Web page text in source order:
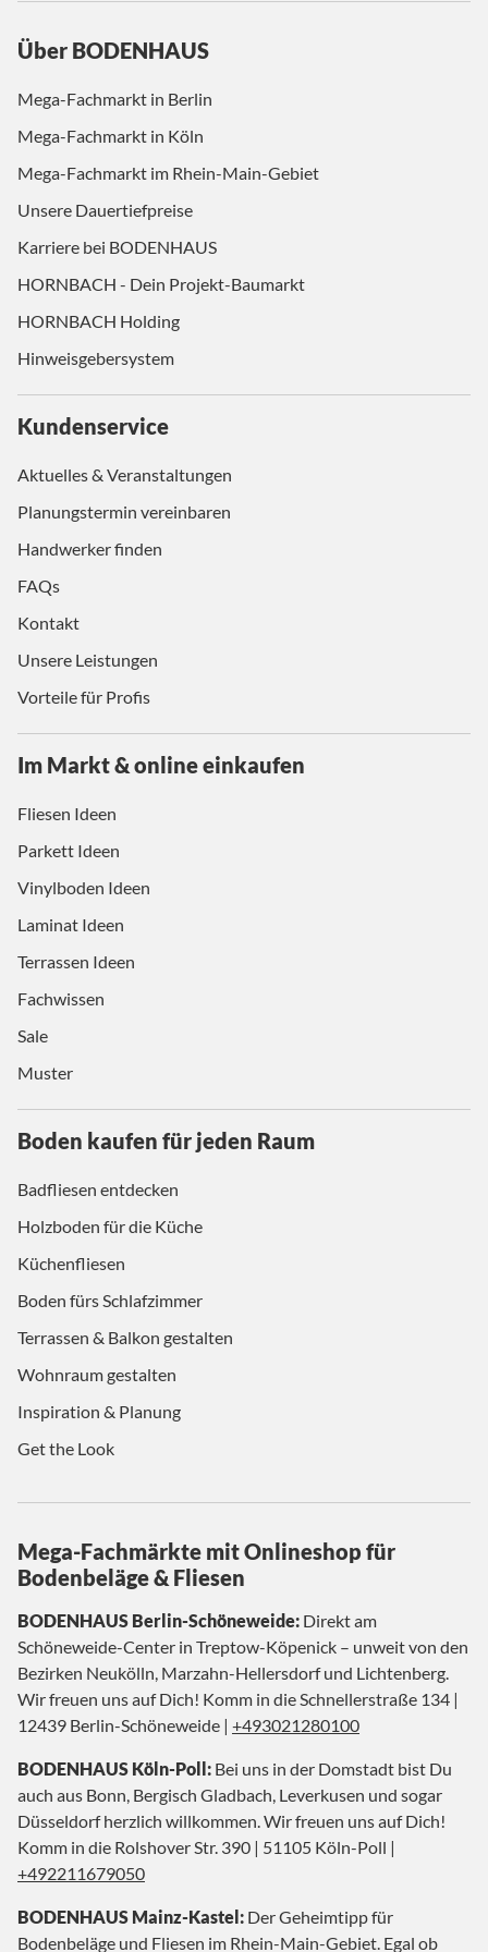
Über BODENHAUS
Mega-Fachmarkt in Berlin
Mega-Fachmarkt in Köln
Mega-Fachmarkt im Rhein-Main-Gebiet
Unsere Dauertiefpreise
Karriere bei BODENHAUS
HORNBACH - Dein Projekt-Baumarkt
HORNBACH Holding
Hinweisgebersystem
Kundenservice
Aktuelles & Veranstaltungen
Planungstermin vereinbaren
Handwerker finden
FAQs
Kontakt
Unsere Leistungen
Vorteile für Profis
Im Markt & online einkaufen
Fliesen Ideen
Parkett Ideen
Vinylboden Ideen
Laminat Ideen
Terrassen Ideen
Fachwissen
Sale
Muster
Boden kaufen für jeden Raum
Badfliesen entdecken
Holzboden für die Küche
Küchenfliesen
Boden fürs Schlafzimmer
Terrassen & Balkon gestalten
Wohnraum gestalten
Inspiration & Planung
Get the Look
Mega-Fachmärkte mit Onlineshop für
Bodenbeläge & Fliesen
BODENHAUS Berlin-Schöneweide: Direkt am
Schöneweide-Center in Treptow-Köpenick – unweit von den
Bezirken Neukölln, Marzahn-Hellersdorf und Lichtenberg.
Wir freuen uns auf Dich! Komm in die Schnellerstraße 134 |
12439 Berlin-Schöneweide | +493021280100
BODENHAUS Köln-Poll: Bei uns in der Domstadt bist Du
auch aus Bonn, Bergisch Gladbach, Leverkusen und sogar
Düsseldorf herzlich willkommen. Wir freuen uns auf Dich!
Komm in die Rolshover Str. 390 | 51105 Köln-Poll |
+492211679050
BODENHAUS Mainz-Kastel: Der Geheimtipp für
Bodenbeläge und Fliesen im Rhein-Main-Gebiet. Egal ob